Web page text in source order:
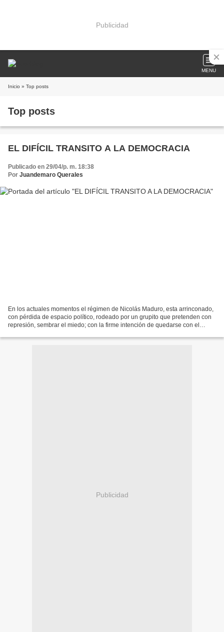
Publicidad
MENU
Inicio » Top posts
Top posts
EL DIFÍCIL TRANSITO A LA DEMOCRACIA
Publicado en 29/04/p. m. 18:38
Por Juandemaro Querales
En los actuales momentos el régimen de Nicolás Maduro, esta arrinconado,
con pérdida de espacio político, rodeado por un grupito que pretenden con
represión, sembrar el miedo; con la firme intención de quedarse con el
Publicidad